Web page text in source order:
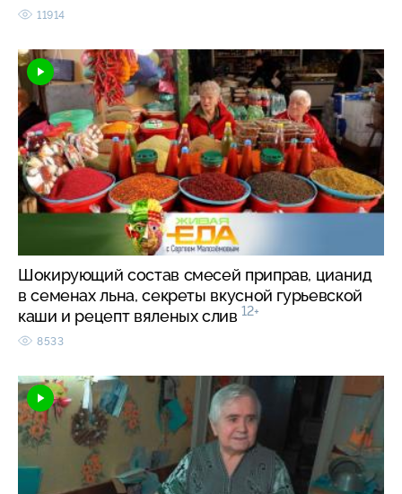
11914
Шокирующий состав смесей приправ, цианид
в семенах льна, секреты вкусной гурьевской
каши и рецепт вяленых слив 12+
8533